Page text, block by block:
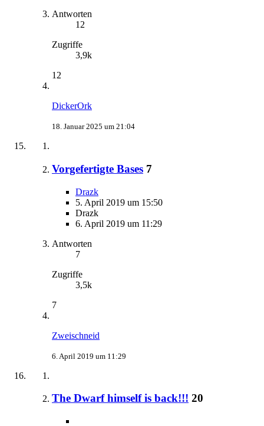
Antworten
12
Zugriffe
3,9k
12
DickerOrk
18. Januar 2025 um 21:04
Vorgefertigte Bases 7
Drazk
5. April 2019 um 15:50
Drazk
6. April 2019 um 11:29
Antworten
7
Zugriffe
3,5k
7
Zweischneid
6. April 2019 um 11:29
The Dwarf himself is back!!! 20